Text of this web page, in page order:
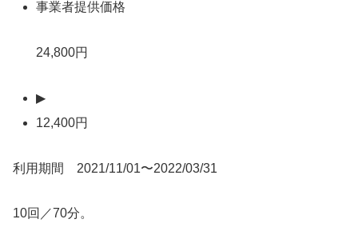
事業者提供価格
24,800円
▶
12,400円
利用期間 2021/11/01〜2022/03/31
10回／70分。